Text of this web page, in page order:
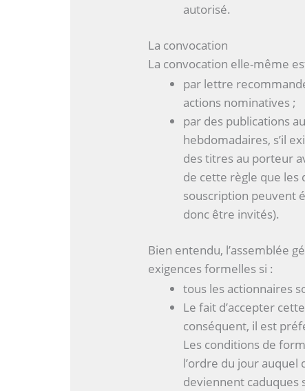
autorisé.
La convocation
La convocation elle-même
par lettre
actions nominatives ;
par des publications
hebdomadaires, s’il
des titres au porteur
de cette règle que
souscription peuvent
donc être invités).
Bien entendu, l’assemblée
exigences formelles si :
tous les actionnaires
Le fait d’accepter
conséquent, il est
Les conditions de
l’ordre du jour
deviennent caduques